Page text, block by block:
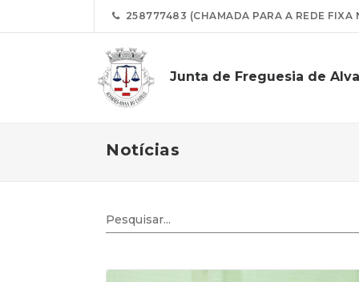
258777483 (CHAMADA PARA A REDE FIXA
Junta de Freguesia de
Notícias